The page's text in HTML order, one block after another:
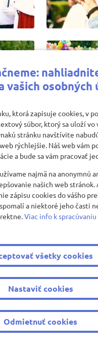
vašich osobných
ktorá zapisuje cookies, v
súbor, ktorý sa uloží vo
stránku navštívite
rýchlejšie. Náš web vám
a bude sa vám pracovať
najmä na anonymnú
našich web stránok.
zápisu cookies do vášho
a niektoré jeho časti
Viac info k
všetky cookies
Nastaviť cookies
Odmietnuť cookies